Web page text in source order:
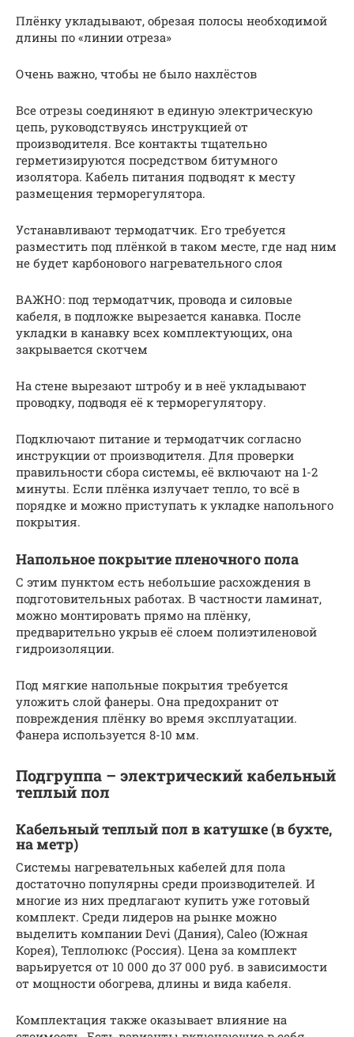
Плёнку укладывают, обрезая полосы необходимой
длины по «линии отреза»
Очень важно, чтобы не было нахлёстов
Все отрезы соединяют в единую электрическую
цепь, руководствуясь инструкцией от
производителя. Все контакты тщательно
герметизируются посредством битумного
изолятора. Кабель питания подводят к месту
размещения терморегулятора.
Устанавливают термодатчик. Его требуется
разместить под плёнкой в таком месте, где над ним
не будет карбонового нагревательного слоя
ВАЖНО: под термодатчик, провода и силовые
кабеля, в подложке вырезается канавка. После
укладки в канавку всех комплектующих, она
закрывается скотчем
На стене вырезают штробу и в неё укладывают
проводку, подводя её к терморегулятору.
Подключают питание и термодатчик согласно
инструкции от производителя. Для проверки
правильности сбора системы, её включают на 1-2
минуты. Если плёнка излучает тепло, то всё в
порядке и можно приступать к укладке напольного
покрытия.
Напольное покрытие пленочного пола
С этим пунктом есть небольшие расхождения в
подготовительных работах. В частности ламинат,
можно монтировать прямо на плёнку,
предварительно укрыв её слоем полиэтиленовой
гидроизоляции.
Под мягкие напольные покрытия требуется
уложить слой фанеры. Она предохранит от
повреждения плёнку во время эксплуатации.
Фанера используется 8-10 мм.
Подгруппа – электрический кабельный
теплый пол
Кабельный теплый пол в катушке (в бухте,
на метр)
Системы нагревательных кабелей для пола
достаточно популярны среди производителей. И
многие из них предлагают купить уже готовый
комплект. Среди лидеров на рынке можно
выделить компании Devi (Дания), Caleo (Южная
Корея), Теплолюкс (Россия). Цена за комплект
варьируется от 10 000 до 37 000 руб. в зависимости
от мощности обогрева, длины и вида кабеля.
Комплектация также оказывает влияние на